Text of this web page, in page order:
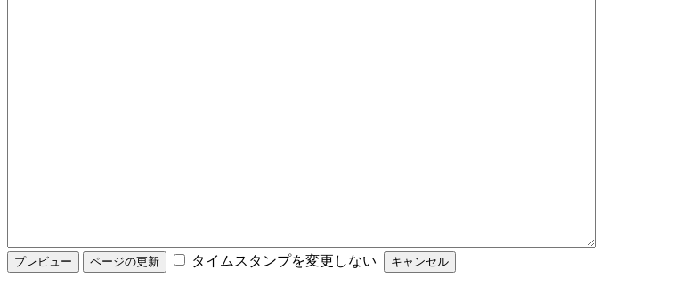
タイムスタンプを変更しない